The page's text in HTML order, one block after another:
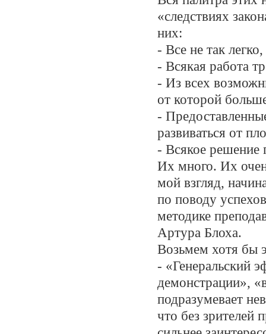
«следствиях
них:
- Все не так
- Всякая работа
- Из всех
от которой
-
развиваться от
- Всякое решение
Их много. Их
мой взгляд,
по поводу
методике
Артура Блоха.
Возьмем хотя бы
- «Генеральский
демонстрации»,
подразумевает
что без